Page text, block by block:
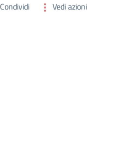
Condividi Vedi azioni